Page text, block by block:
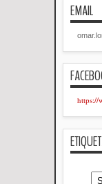
EMAIL
https://